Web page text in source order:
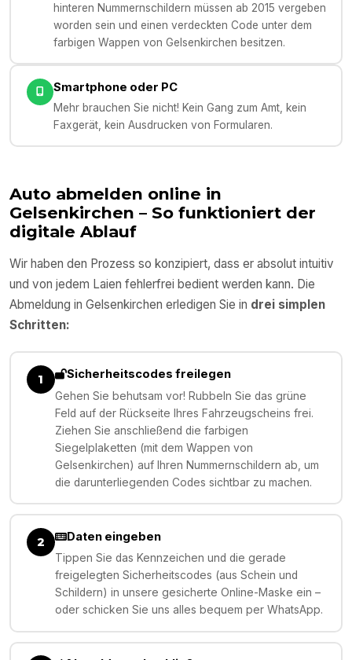
hinteren Nummernschildern müssen ab 2015 vergeben
worden sein und einen verdeckten Code unter dem
farbigen Wappen von Gelsenkirchen besitzen.
Smartphone oder PC
Mehr brauchen Sie nicht! Kein Gang zum Amt, kein
Faxgerät, kein Ausdrucken von Formularen.
Auto abmelden online in
Gelsenkirchen – So funktioniert der
digitale Ablauf
Wir haben den Prozess so konzipiert, dass er absolut intuitiv
und von jedem Laien fehlerfrei bedient werden kann. Die
Abmeldung in Gelsenkirchen erledigen Sie in drei simplen
Schritten:
1 Sicherheitscodes freilegen
Gehen Sie behutsam vor! Rubbeln Sie das grüne
Feld auf der Rückseite Ihres Fahrzeugscheins frei.
Ziehen Sie anschließend die farbigen
Siegelplaketten (mit dem Wappen von
Gelsenkirchen) auf Ihren Nummernschildern ab, um
die darunterliegenden Codes sichtbar zu machen.
2 Daten eingeben
Tippen Sie das Kennzeichen und die gerade
freigelegten Sicherheitscodes (aus Schein und
Schildern) in unsere gesicherte Online-Maske ein –
oder schicken Sie uns alles bequem per WhatsApp.